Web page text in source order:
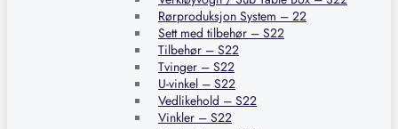
Rørproduksjon System – 22
Sett med tilbehør – S22
Tilbehør – S22
Tvinger – S22
U-vinkel – S22
Vedlikehold – S22
Vinkler – S22